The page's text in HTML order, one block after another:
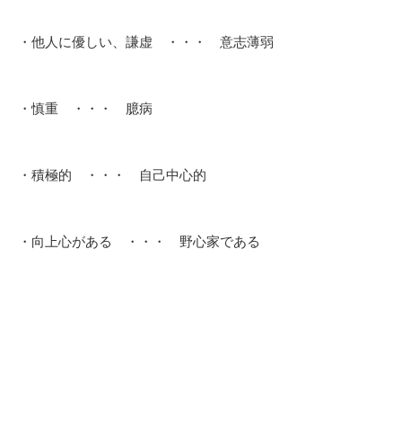
・他人に優しい、謙虚 ・・・ 意志薄弱
・慎重 ・・・ 臆病
・積極的 ・・・ 自己中心的
・向上心がある ・・・ 野心家である